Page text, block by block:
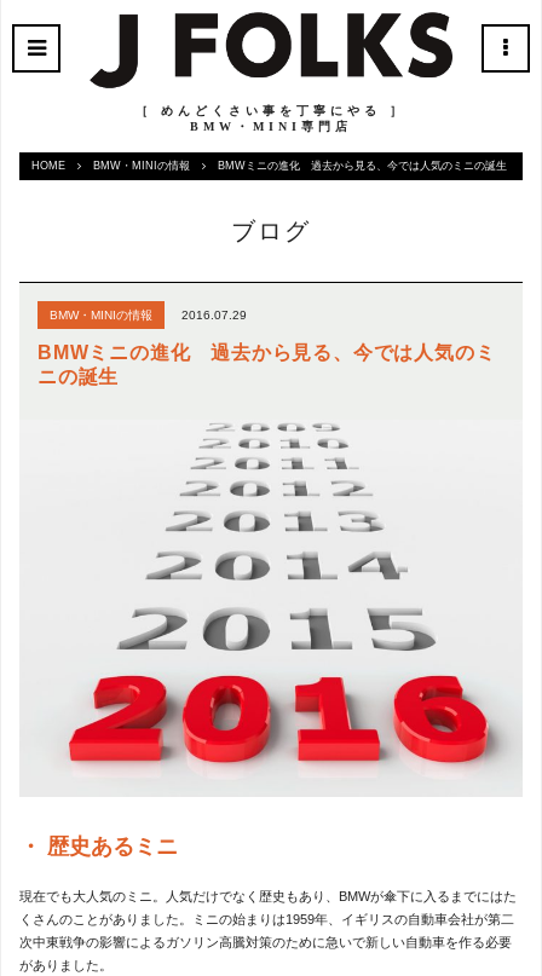
［ めんどくさい事を丁寧にやる ］
BMW・MINI専門店
HOME BMW・MINIの情報 BMWミニの進化 過去から見る、今では人気のミニの誕生
ブログ
BMW・MINIの情報 2016.07.29
BMWミニの進化 過去から見る、今では人気のミ
ニの誕生
歴史あるミニ
現在でも大人気のミニ。人気だけでなく歴史もあり、BMWが傘下に入るまでにはた
くさんのことがありました。ミニの始まりは1959年、イギリスの自動車会社が第二
次中東戦争の影響によるガソリン高騰対策のために急いで新しい自動車を作る必要
がありました。